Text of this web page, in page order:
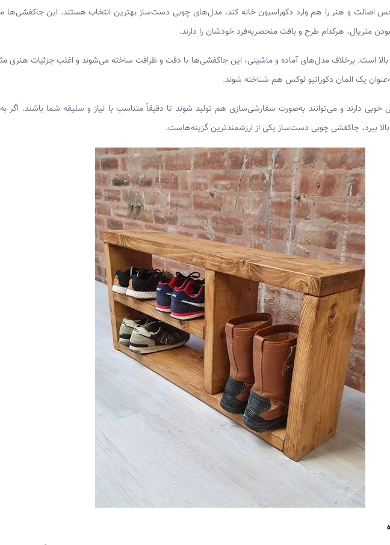
حس اصالت و هنر را هم وارد دکوراسیون خانه کند، مدل‌های چوبی دست‌ساز بهترین انتخاب هستند. این جاکفشی‌ها
متریال، هرکدام طرح و بافت منحصربه‌فرد خودشان را دارند.
است. برخلاف مدل‌های آماده و ماشینی، این جاکفشی‌ها با دقت و ظرافت ساخته می‌شوند و اغلب جزئیات هنری
یک المان دکوراتیو لوکس هم شناخته شوند.
خوبی دارند و می‌توانند به‌صورت سفارشی‌سازی هم تولید شوند تا دقیقاً متناسب با نیاز و سلیقه شما باشند.
ببرد، جاکفشی چوبی دست‌ساز یکی از ارزشمندترین گزینه‌هاست.